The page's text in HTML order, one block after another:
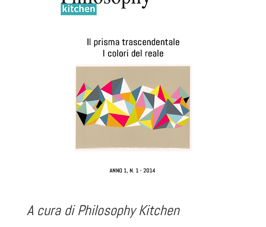
A cura di Philosophy Kitchen